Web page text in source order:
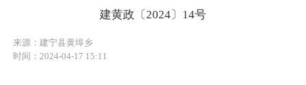
建黄政〔2024〕14号
来源：建宁县黄埠乡
时间：2024-04-17 15:11